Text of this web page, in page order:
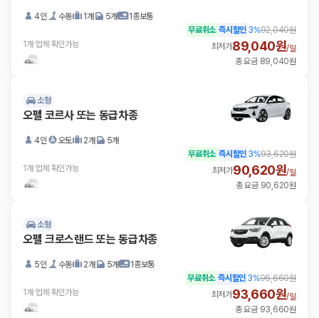
4인 수동 1개 5개 1종보통
1개 업체 확인가능
무료취소 즉시할인 3%92,040원
최저가89,040원/일
총 요금 89,040원
소형
오펠 코르사 또는 동급차종
4인 오토 2개 5개
1개 업체 확인가능
무료취소 즉시할인 3%93,620원
최저가90,620원/일
총 요금 90,620원
소형
오펠 크로스랜드 또는 동급차종
5인 수동 2개 5개 1종보통
1개 업체 확인가능
무료취소 즉시할인 3%96,660원
최저가93,660원/일
총 요금 93,660원